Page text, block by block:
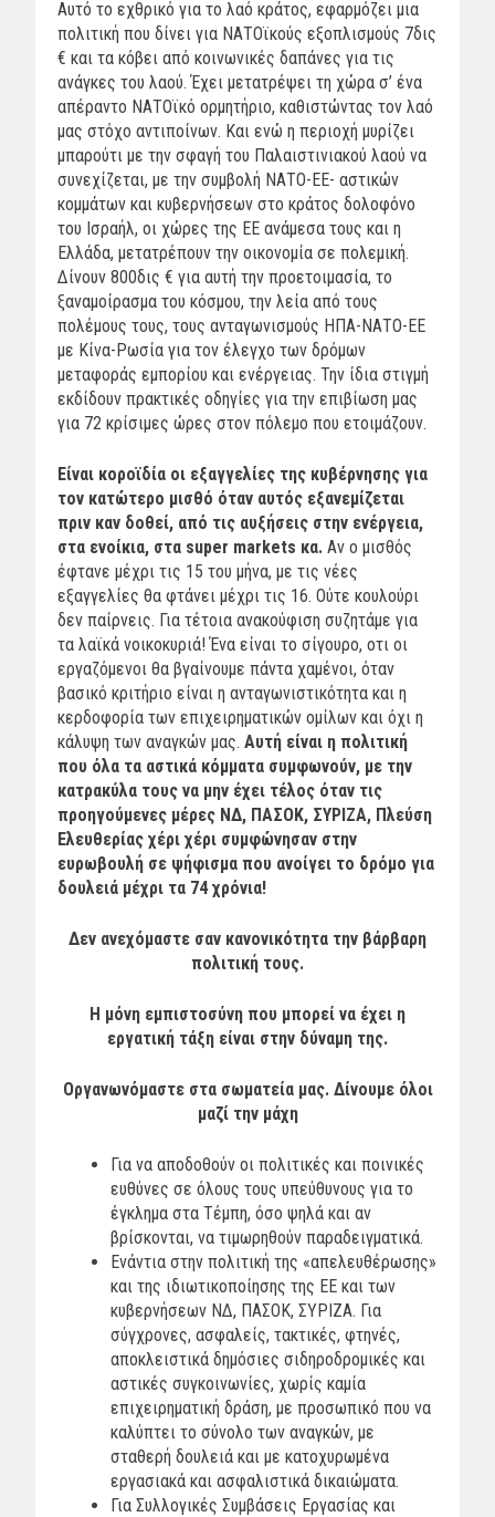
Αυτό το εχθρικό για το λαό κράτος, εφαρμόζει μια
πολιτική που δίνει για ΝΑΤΟϊκούς εξοπλισμούς 7δις
€ και τα κόβει από κοινωνικές δαπάνες για τις
ανάγκες του λαού. Έχει μετατρέψει τη χώρα σ’ ένα
απέραντο ΝΑΤΟϊκό ορμητήριο, καθιστώντας τον λαό
μας στόχο αντιποίνων. Και ενώ η περιοχή μυρίζει
μπαρούτι με την σφαγή του Παλαιστινιακού λαού να
συνεχίζεται, με την συμβολή ΝΑΤΟ-ΕΕ- αστικών
κομμάτων και κυβερνήσεων στο κράτος δολοφόνο
του Ισραήλ, οι χώρες της ΕΕ ανάμεσα τους και η
Ελλάδα, μετατρέπουν την οικονομία σε πολεμική.
Δίνουν 800δις € για αυτή την προετοιμασία, το
ξαναμοίρασμα του κόσμου, την λεία από τους
πολέμους τους, τους ανταγωνισμούς ΗΠΑ-ΝΑΤΟ-ΕΕ
με Κίνα-Ρωσία για τον έλεγχο των δρόμων
μεταφοράς εμπορίου και ενέργειας. Την ίδια στιγμή
εκδίδουν πρακτικές οδηγίες για την επιβίωση μας
για 72 κρίσιμες ώρες στον πόλεμο που ετοιμάζουν.
Είναι κοροϊδία οι εξαγγελίες της κυβέρνησης για
τον κατώτερο μισθό όταν αυτός εξανεμίζεται
πριν καν δοθεί, από τις αυξήσεις στην ενέργεια,
στα ενοίκια, στα super markets κα. Αν ο μισθός
έφτανε μέχρι τις 15 του μήνα, με τις νέες
εξαγγελίες θα φτάνει μέχρι τις 16. Ούτε κουλούρι
δεν παίρνεις. Για τέτοια ανακούφιση συζητάμε για
τα λαϊκά νοικοκυριά! Ένα είναι το σίγουρο, οτι οι
εργαζόμενοι θα βγαίνουμε πάντα χαμένοι, όταν
βασικό κριτήριο είναι η ανταγωνιστικότητα και η
κερδοφορία των επιχειρηματικών ομίλων και όχι η
κάλυψη των αναγκών μας. Αυτή είναι η πολιτική
που όλα τα αστικά κόμματα συμφωνούν, με την
κατρακύλα τους να μην έχει τέλος όταν τις
προηγούμενες μέρες ΝΔ, ΠΑΣΟΚ, ΣΥΡΙΖΑ, Πλεύση
Ελευθερίας χέρι χέρι συμφώνησαν στην
ευρωβουλή σε ψήφισμα που ανοίγει το δρόμο για
δουλειά μέχρι τα 74 χρόνια!
Δεν ανεχόμαστε σαν κανονικότητα την βάρβαρη
πολιτική τους.
Η μόνη εμπιστοσύνη που μπορεί να έχει η
εργατική τάξη είναι στην δύναμη της.
Οργανωνόμαστε στα σωματεία μας. Δίνουμε όλοι
μαζί την μάχη
Για να αποδοθούν οι πολιτικές και ποινικές
ευθύνες σε όλους τους υπεύθυνους για το
έγκλημα στα Τέμπη, όσο ψηλά και αν
βρίσκονται, να τιμωρηθούν παραδειγματικά.
Ενάντια στην πολιτική της «απελευθέρωσης»
και της ιδιωτικοποίησης της ΕΕ και των
κυβερνήσεων ΝΔ, ΠΑΣΟΚ, ΣΥΡΙΖΑ. Για
σύγχρονες, ασφαλείς, τακτικές, φτηνές,
αποκλειστικά δημόσιες σιδηροδρομικές και
αστικές συγκοινωνίες, χωρίς καμία
επιχειρηματική δράση, με προσωπικό που να
καλύπτει το σύνολο των αναγκών, με
σταθερή δουλειά και με κατοχυρωμένα
εργασιακά και ασφαλιστικά δικαιώματα.
Για Συλλογικές Συμβάσεις Εργασίας και